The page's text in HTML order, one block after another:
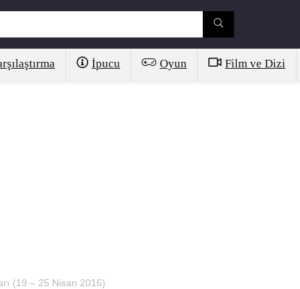
İpucu Oyun Film ve Dizi
(19 – 25 Nisan 2016)